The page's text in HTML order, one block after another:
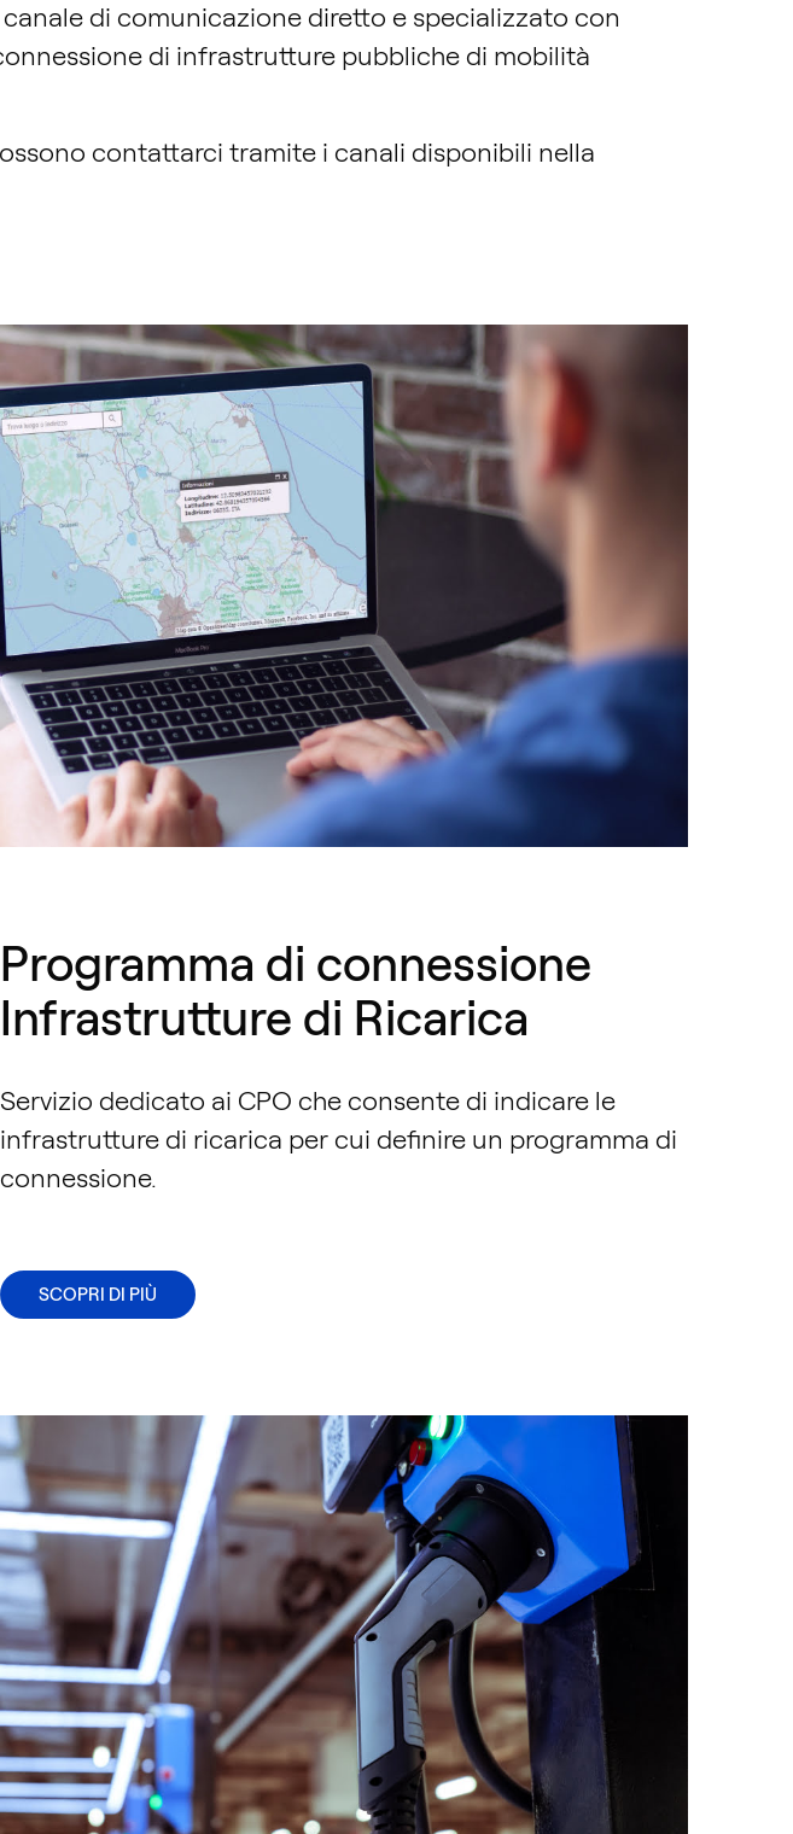
canale di comunicazione diretto e specializzato con
di infrastrutture pubbliche di mobilità
contattarci tramite i canali disponibili nella
Programma di connessione
Infrastrutture di Ricarica
Servizio dedicato ai CPO che consente di indicare le
infrastrutture di ricarica per cui definire un programma di
connessione.
SCOPRI DI PIÙ